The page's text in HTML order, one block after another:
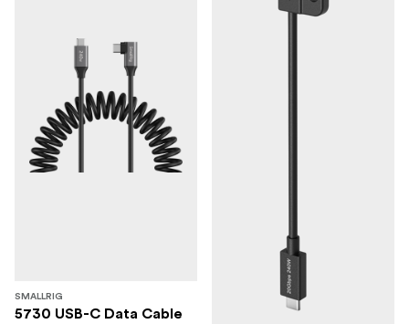
SMALLRIG
5730 USB-C Data Cable